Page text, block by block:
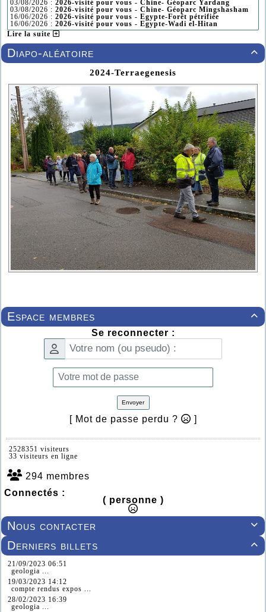
03/08/2026 : 2026-visité pour vous - Chine- Géoparc Yardang
03/08/2026 : 2026-visité pour vous - Chine- Géoparc Mingshasham
16/06/2026 : 2026-visité pour vous - Egypte-Forêt pétrifiée
16/06/2026 : 2026-visité pour vous - Egypte-Wadi el-Hitan
Lire la suite

Diapo-aléatoire
2024-Terraegenesis

Espace membres
Se reconnecter :
Envoyer
[ Mot de passe perdu ? ]
2528351 visiteurs
33 visiteurs en ligne
294 membres
Connectés :
( personne )

Nous contacter

Derniers billets
21/09/2023 06:51
geologia ...
19/03/2023 14:12
compte rendus expos ...
28/02/2023 16:39
geologia ...